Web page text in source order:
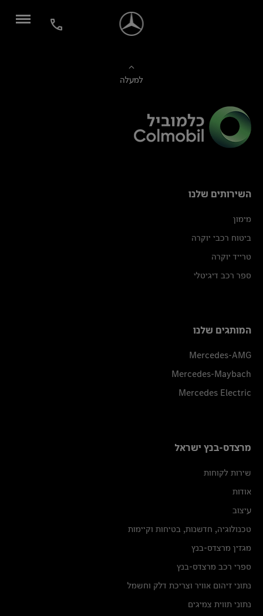
למעלה
השירותים שלנו
מימון
ביטוח רכבי יוקרה
טרייד יוקרה
ספר רכב דיגיטלי
המותגים שלנו
Mercedes-AMG
Mercedes-Maybach
Mercedes Electric
מרצדס-בנץ ישראל
שירות לקוחות
אודות
עיצוב
טכנולוגיה, חדשנות, בטיחות וקיימות
מגזין מרצדס-בנץ
ספרי רכב מרצדס-בנץ
נתוני זיהום אוויר וצריכת דלק וחשמל
נתוני תווית צמיגים